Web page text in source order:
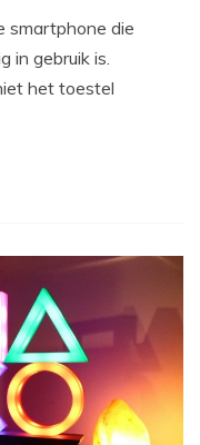
smartphone die
in gebruik is.
het toestel